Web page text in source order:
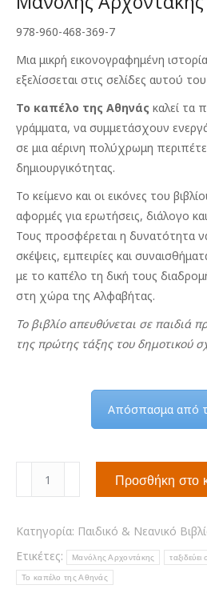
978-960-468-369-7
Μια μικρή εικονογραφημένη
εξελίσσεται στις σελίδες αυτού του
Το καπέλο της Αθηνάς καλεί τα
γράμματα, να συμμετάσχουν
σε μια αέρινη πολύχρωμη
δημιουργικότητας.
Το κείμενο και οι εικόνες του
αφορμές για ερωτήσεις, διάλογο
Τους προσφέρεται η δυνατότητα
σκέψεις, εμπειρίες και
με το καπέλο τη δική τους
στη χώρα της Aλφαβήτας.
Το βιβλίο απευθύνεται σε παιδιά
της πρώτης τάξης του δημοτικού
Απόσπασμα από
Αθηνάς
ταξιδεύει
στη
Προσθήκη στο
Κατηγορία: Παιδικό & Νεανικό
Ετικέτες:
Μανόλης Αρχοντάκης
Το καπέλο της Αθηνάς